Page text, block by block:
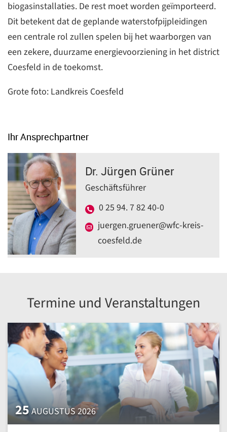
biogasinstallaties. De rest moet worden geïmporteerd.
Dit betekent dat de geplande waterstofpijpleidingen
een centrale rol zullen spelen bij het waarborgen van
een zekere, duurzame energievoorziening in het district
Coesfeld in de toekomst.
Grote foto: Landkreis Coesfeld
Ihr Ansprechpartner
Dr. Jürgen Grüner
Geschäftsführer
0 25 94. 7 82 40-0
juergen.gruener@wfc-kreis-
coesfeld.de
Termine und Veranstaltungen
25AUGUSTUS 2026